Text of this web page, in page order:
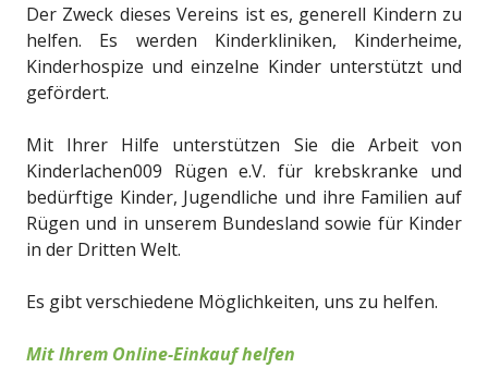
Der Zweck dieses Vereins ist es, generell Kindern zu
helfen. Es werden Kinderkliniken, Kinderheime,
Kinderhospize und einzelne Kinder unterstützt und
gefördert.
Mit Ihrer Hilfe unterstützen Sie die Arbeit von
Kinderlachen009 Rügen e.V. für krebskranke und
bedürftige Kinder, Jugendliche und ihre Familien auf
Rügen und in unserem Bundesland sowie für Kinder
in der Dritten Welt.
Es gibt verschiedene Möglichkeiten, uns zu helfen.
Mit Ihrem Online-Einkauf helfen